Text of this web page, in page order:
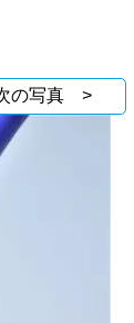
の写真 >